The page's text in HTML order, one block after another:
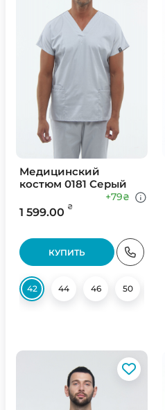
Медицинский
костюм 0181 Серый
1 599.00 ₴
+79₴
КУПИТЬ
42 44 46 50